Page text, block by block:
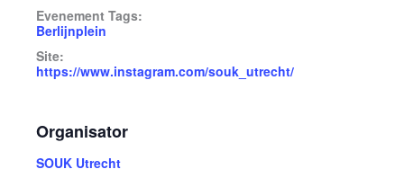
Evenement Tags:
Berlijnplein
Site:
https://www.instagram.com/souk_utrecht/
Organisator
SOUK Utrecht